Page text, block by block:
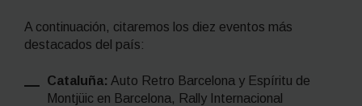
A continuación, citaremos los diez eventos más
destacados del país:
Cataluña: Auto Retro Barcelona y Espíritu de
Montjüic en Barcelona, Rally Internacional